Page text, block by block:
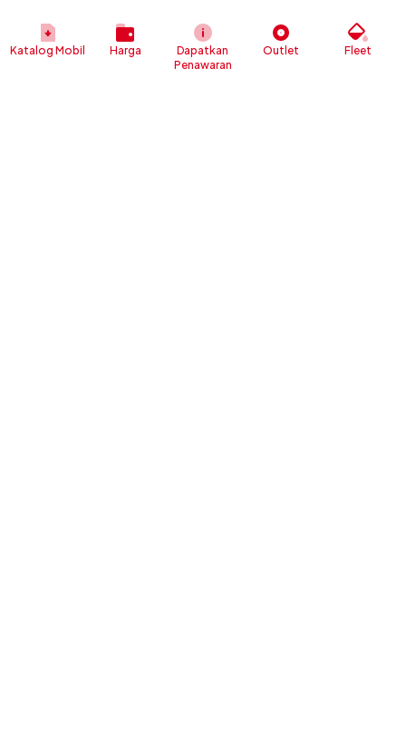
Katalog Mobil Harga
Dapatkan
Penawaran
Outlet Fleet